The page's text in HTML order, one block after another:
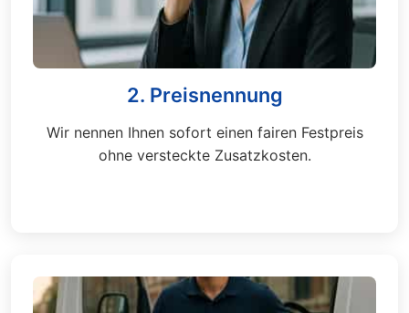
2. Preisnennung
Wir nennen Ihnen sofort einen fairen Festpreis
ohne versteckte Zusatzkosten.